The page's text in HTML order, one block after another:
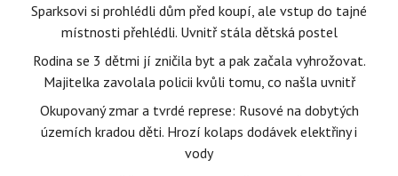
Sparksovi si prohlédli dům před koupí, ale vstup do tajné
místnosti přehlédli. Uvnitř stála dětská postel
Rodina se 3 dětmi jí zničila byt a pak začala vyhrožovat.
Majitelka zavolala policii kvůli tomu, co našla uvnitř
Okupovaný zmar a tvrdé represe: Rusové na dobytých
územích kradou děti. Hrozí kolaps dodávek elektřiny i
vody